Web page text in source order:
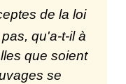
de la loi
qu'a-t-il à
que soient
se